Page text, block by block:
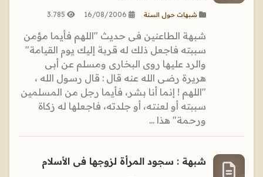
شبهات حول السنة 16/08/2006
3.785
شبهة الطاعنين فى حديث "اللهم فأيما مؤمن
سببته فاجعل ذلك له قربة إليك يوم القيامة"
والرد عليها روى البخارى ومسلم عن أبى
هريرة رضى الله عنه قال : قال رسول الله ،
"اللهم ! إنما أنا بشر، فأيما رجل من المسلمين
سببته أو لعنته، أو جلدته، فاجعلها له زكاة
ورحمة" هذا ...
شبهة : سجود المرأة لزوجها فى الأسلام